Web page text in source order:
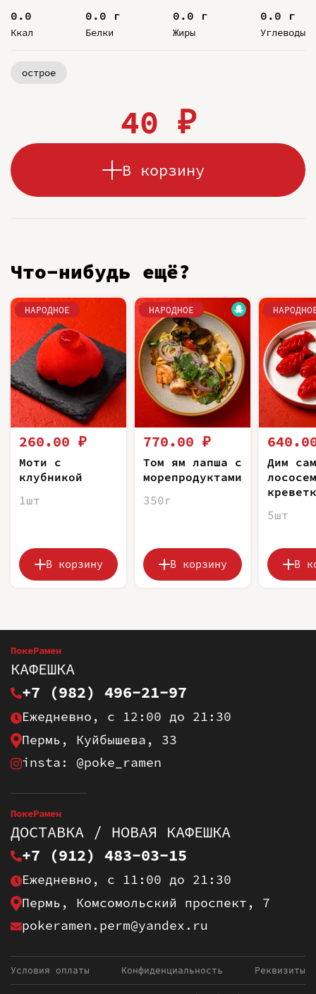
0.0
Ккал
0.0 г
Белки
0.0 г
Жиры
0.0 г
Углеводы
острое
40 ₽
В корзину
Что-нибудь ещё?
НАРОДНОЕ
260.00 ₽
Моти с
клубникой
1шт
В корзину
НАРОДНОЕ
770.00 ₽
Том ям лапша с
морепродуктами
350г
В корзину
Дим
5шт
В
ПокеРамен
КАФЕШКА
+7 (982) 496-21-97
Ежедневно, с 12:00 до 21:30
Пермь, Куйбышева, 33
insta: @poke_ramen
ПокеРамен
ДОСТАВКА / НОВАЯ КАФЕШКА
+7 (912) 483-03-15
Ежедневно, с 11:00 до 21:30
Пермь, Комсомольский проспект, 7
pokeramen.perm@yandex.ru
Условия оплаты Конфиденциальность Реквизиты